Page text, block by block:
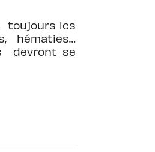
toujours les
hématies…
devront se